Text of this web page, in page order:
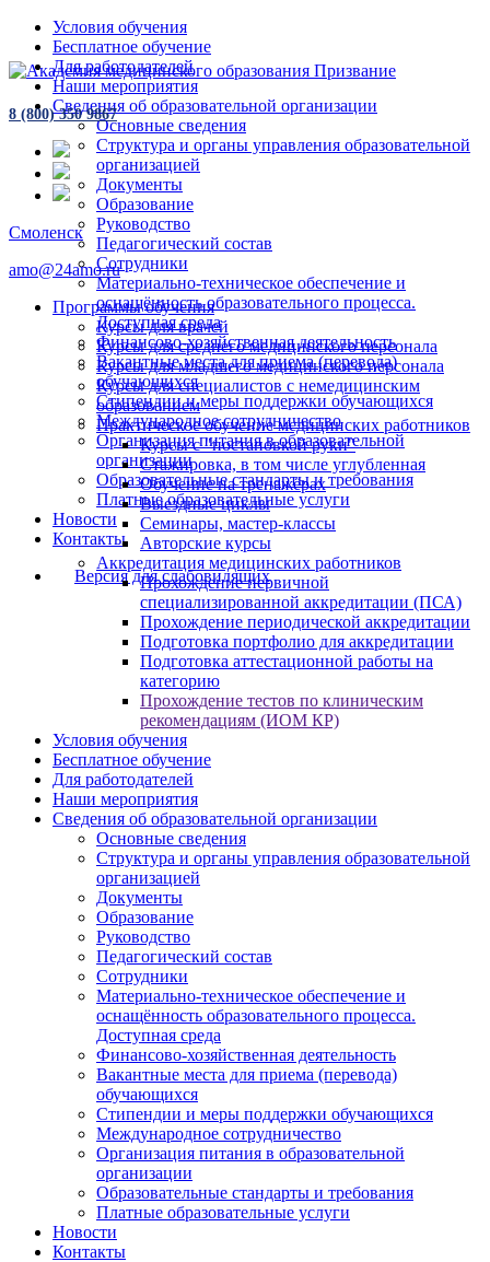
Условия обучения
Бесплатное обучение
Для работодателей
Наши мероприятия
Сведения об образовательной организации
Основные сведения
Структура и органы управления образовательной
организацией
Документы
Образование
Руководство
Педагогический состав
Сотрудники
Материально-техническое обеспечение и
оснащённость образовательного процесса.
Доступная среда
Финансово-хозяйственная деятельность
Вакантные места для приема (перевода)
обучающихся
Стипендии и меры поддержки обучающихся
Международное сотрудничество
Организация питания в образовательной
организации
Образовательные стандарты и требования
Платные образовательные услуги
Новости
Контакты
Версия для слабовидящих
8 (800) 350 9867
Смоленск
amo@24amo.ru
Программы обучения
Курсы для врачей
Курсы для среднего медицинского персонала
Курсы для младшего медицинского персонала
Курсы для специалистов с немедицинским
образованием
Практическое обучение медицинских работников
Курсы с "постановкой руки"
Стажировка, в том числе углубленная
Обучение на тренажёрах
Выездные циклы
Семинары, мастер-классы
Авторские курсы
Аккредитация медицинских работников
Прохождение первичной
специализированной аккредитации (ПСА)
Прохождение периодической аккредитации
Подготовка портфолио для аккредитации
Подготовка аттестационной работы на
категорию
Прохождение тестов по клиническим
рекомендациям (ИОМ КР)
Условия обучения
Бесплатное обучение
Для работодателей
Наши мероприятия
Сведения об образовательной организации
Основные сведения
Структура и органы управления образовательной
организацией
Документы
Образование
Руководство
Педагогический состав
Сотрудники
Материально-техническое обеспечение и
оснащённость образовательного процесса.
Доступная среда
Финансово-хозяйственная деятельность
Вакантные места для приема (перевода)
обучающихся
Стипендии и меры поддержки обучающихся
Международное сотрудничество
Организация питания в образовательной
организации
Образовательные стандарты и требования
Платные образовательные услуги
Новости
Контакты